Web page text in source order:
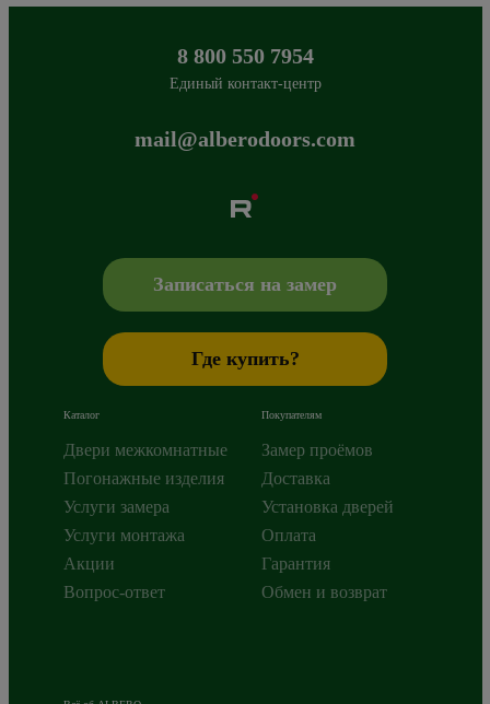
8 800 550 7954
Единый контакт-центр
mail@alberodoors.com
+7 800 765 43 42,mail@alberodoors.com
Записаться на замер
Где купить?
Каталог
Двери межкомнатные
Погонажные изделия
Услуги замера
Услуги монтажа
Акции
Вопрос-ответ
Покупателям
Замер проёмов
Доставка
Установка дверей
Оплата
Гарантия
Обмен и возврат